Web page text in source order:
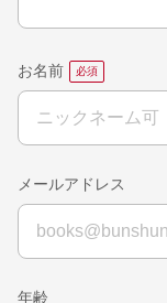
お名前
メールアドレス
年齢